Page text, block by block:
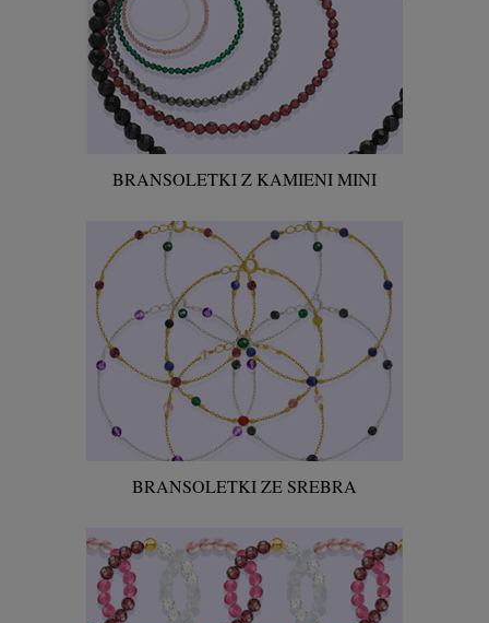
BRANSOLETKI Z KAMIENI MINI
BRANSOLETKI ZE SREBRA